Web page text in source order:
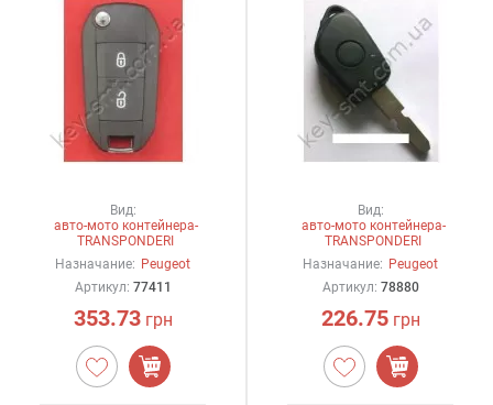
Вид:
авто-мото контейнера-
TRANSPONDERI
Назначание: Peugeot
Артикул: 77411
353.73грн
Вид:
авто-мото контейнера-
TRANSPONDERI
Назначание: Peugeot
Артикул: 78880
226.75грн